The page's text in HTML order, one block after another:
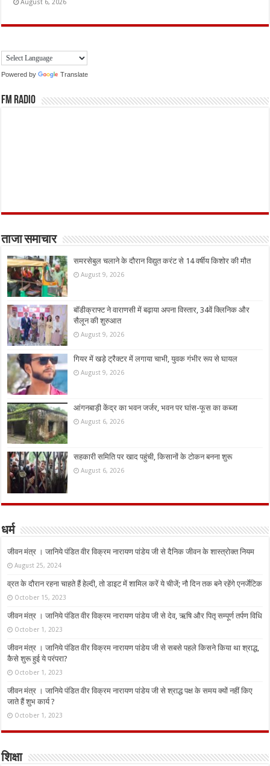
August 6, 2026
Powered by Translate
FM Radio
ताजा समाचार
समरसेबुल चलाने के दौरान विद्युत करंट से 14 वर्षीय किशोर की मौत
August 9, 2026
बॉडीक्राफ्ट ने वाराणसी में बढ़ाया अपना विस्तार, 34वें क्लिनिक और
सैलून की शुरुआत
August 9, 2026
गियर में खड़े ट्रैक्टर में लगाया चाभी, युवक गंभीर रूप से घायल
August 9, 2026
आंगनबाड़ी केंद्र का भवन जर्जर, भवन पर घांस-फूस का कब्जा
August 6, 2026
सहकारी समिति पर खाद पहुंची, किसानों के टोकन बनना शुरू
August 6, 2026
धर्म
जीवन मंत्र । जानिये पंडित वीर विक्रम नारायण पांडेय जी से दैनिक जीवन के शास्त्रोक्त नियम
August 25, 2024
व्रत के दौरान रहना चाहते हैं हेल्दी, तो डाइट में शामिल करें ये चीजें; नौ दिन तक बने रहेंगे एनर्जेटिक
October 15, 2023
जीवन मंत्र । जानिये पंडित वीर विक्रम नारायण पांडेय जी से देव, ऋषि और पितृ सम्पूर्ण तर्पण विधि
October 1, 2023
जीवन मंत्र । जानिये पंडित वीर विक्रम नारायण पांडेय जी से सबसे पहले किसने किया था श्राद्ध,
कैसे शुरू हुई ये परंपरा?
October 1, 2023
जीवन मंत्र । जानिये पंडित वीर विक्रम नारायण पांडेय जी से श्राद्ध पक्ष के समय क्यों नहीं किए
जाते हैं शुभ कार्य ?
October 1, 2023
शिक्षा